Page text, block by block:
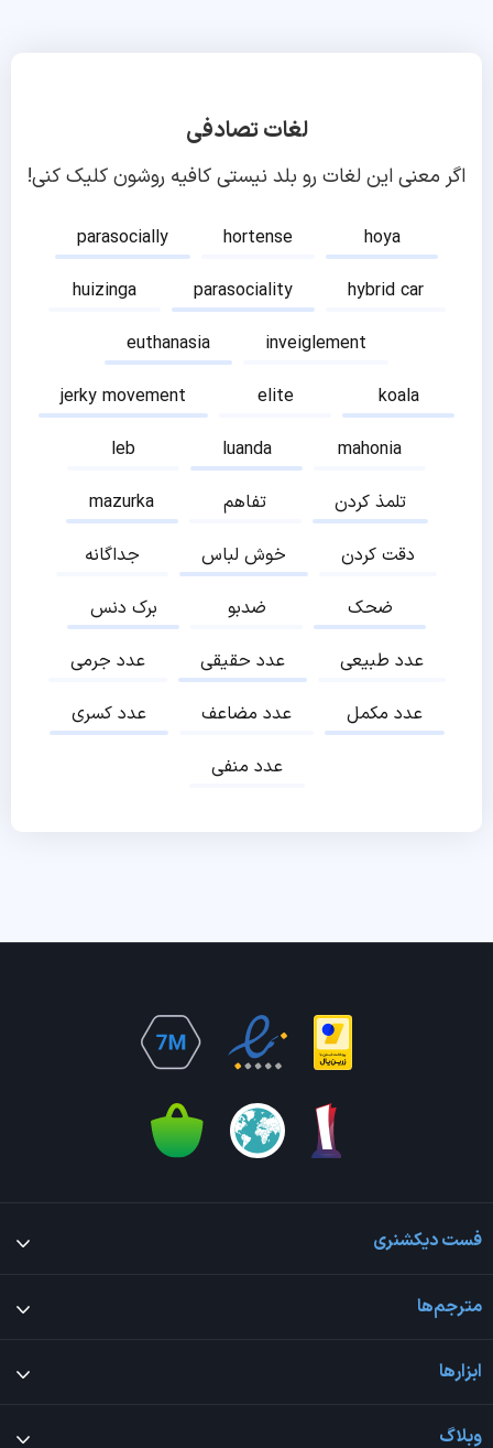
لغات تصادفی
اگر معنی این لغات رو بلد نیستی کافیه روشون کلیک کنی!
parasocially hortense
hoya
huizinga
parasociality
hybrid car
euthanasia
inveiglement
jerky movement
elite
koala
leb
luanda
mahonia
mazurka
تفاهم
تلمذ کردن
جداگانه
خوش لباس
دقت کردن
برک دنس
ضدبو
ضحک
عدد جرمی
عدد حقیقی
عدد طبیعی
عدد کسری
عدد مضاعف
عدد مکمل
عدد منفی
فست دیکشنری
مترجم‌ها
ابزارها
وبلاگ